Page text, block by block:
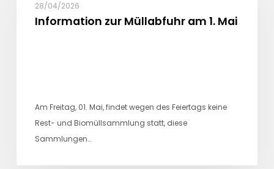
28/04/2026
Information zur Müllabfuhr am 1. Mai
Am Freitag, 01. Mai, findet wegen des Feiertags keine
Rest- und Biomüllsammlung statt, diese
Sammlungen…